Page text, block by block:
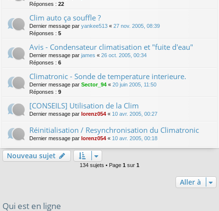
Réponses : 22
Clim auto ça souffle ?
Dernier message par yankee513 « 27 nov. 2005, 08:39
Réponses : 5
Avis - Condensateur climatisation et "fuite d'eau"
Dernier message par james « 26 oct. 2005, 00:34
Réponses : 6
Climatronic - Sonde de temperature interieure.
Dernier message par Sector_94 « 20 juin 2005, 11:50
Réponses : 9
[CONSEILS] Utilisation de la Clim
Dernier message par lorenz054 « 10 avr. 2005, 00:27
Réinitialisation / Resynchronisation du Climatronic
Dernier message par lorenz054 « 10 avr. 2005, 00:18
Nouveau sujet
134 sujets • Page 1 sur 1
Aller à
Qui est en ligne